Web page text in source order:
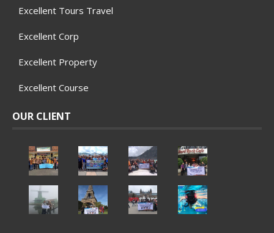
Excellent Tours Travel
Excellent Corp
Excellent Property
Excellent Course
OUR CLIENT